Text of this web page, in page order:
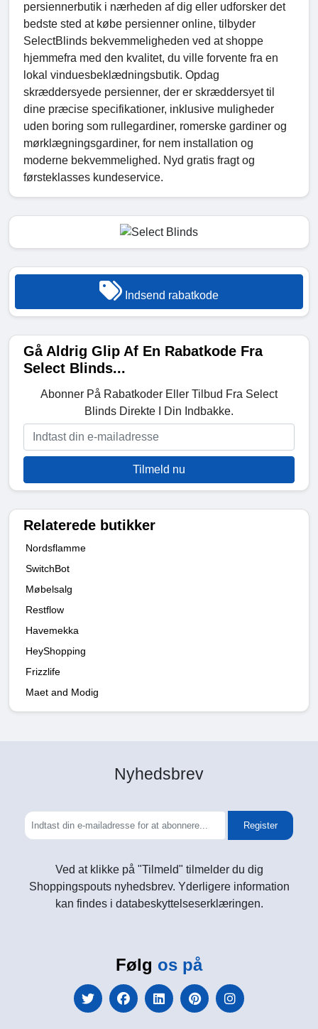
persiennerbutik i nærheden af ​​dig eller udforsker det
bedste sted at købe persienner online, tilbyder
SelectBlinds bekvemmeligheden ved at shoppe
hjemmefra med den kvalitet, du ville forvente fra en
lokal vinduesbeklædningsbutik. Opdag
skræddersyede persienner, der er skræddersyet til
dine præcise specifikationer, inklusive muligheder
uden boring som rullegardiner, romerske gardiner og
mørklægningsgardiner, for nem installation og
moderne bekvemmelighed. Nyd gratis fragt og
førsteklasses kundeservice.
Indsend rabatkode
Gå Aldrig Glip Af En Rabatkode Fra
Select Blinds...
Abonner På Rabatkoder Eller Tilbud Fra Select
Blinds Direkte I Din Indbakke.
Tilmeld nu
Relaterede butikker
Nordsflamme
SwitchBot
Møbelsalg
Restflow
Havemekka
HeyShopping
Frizzlife
Maet and Modig
Nyhedsbrev
Register
Ved at klikke på "Tilmeld" tilmelder du dig
Shoppingspouts nyhedsbrev. Yderligere information
kan findes i databeskyttelseserklæringen.
Følg os på